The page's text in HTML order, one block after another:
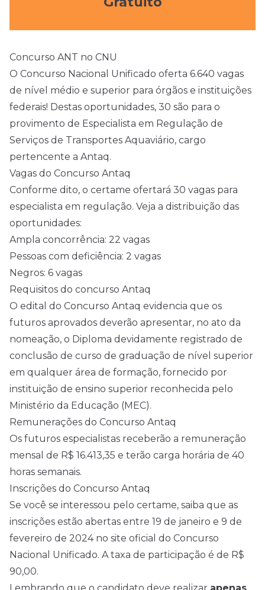
Concurso ANT no CNU
O Concurso Nacional Unificado oferta 6.640 vagas
de nível médio e superior para órgãos e instituições
federais! Destas oportunidades, 30 são para o
provimento de Especialista em Regulação de
Serviços de Transportes Aquaviário, cargo
pertencente a Antaq.
Vagas do Concurso Antaq
Conforme dito, o certame ofertará 30 vagas para
especialista em regulação. Veja a distribuição das
oportunidades:
Ampla concorrência: 22 vagas
Pessoas com deficiência: 2 vagas
Negros: 6 vagas
Requisitos do concurso Antaq
O edital do Concurso Antaq evidencia que os
futuros aprovados deverão apresentar, no ato da
nomeação, o Diploma devidamente registrado de
conclusão de curso de graduação de nível superior
em qualquer área de formação, fornecido por
instituição de ensino superior reconhecida pelo
Ministério da Educação (MEC).
Remunerações do Concurso Antaq
Os futuros especialistas receberão a remuneração
mensal de R$ 16.413,35 e terão carga horária de 40
horas semanais.
Inscrições do Concurso Antaq
Se você se interessou pelo certame, saiba que as
inscrições estão abertas entre 19 de janeiro e 9 de
fevereiro de 2024 no site oficial do Concurso
Nacional Unificado. A taxa de participação é de R$
90,00.